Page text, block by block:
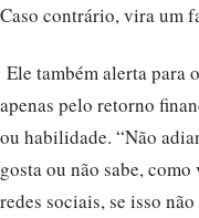
Caso contrário, vira um
Ele também alerta para
apenas pelo retorno
ou habilidade. “Não
gosta ou não sabe,
redes sociais, se isso